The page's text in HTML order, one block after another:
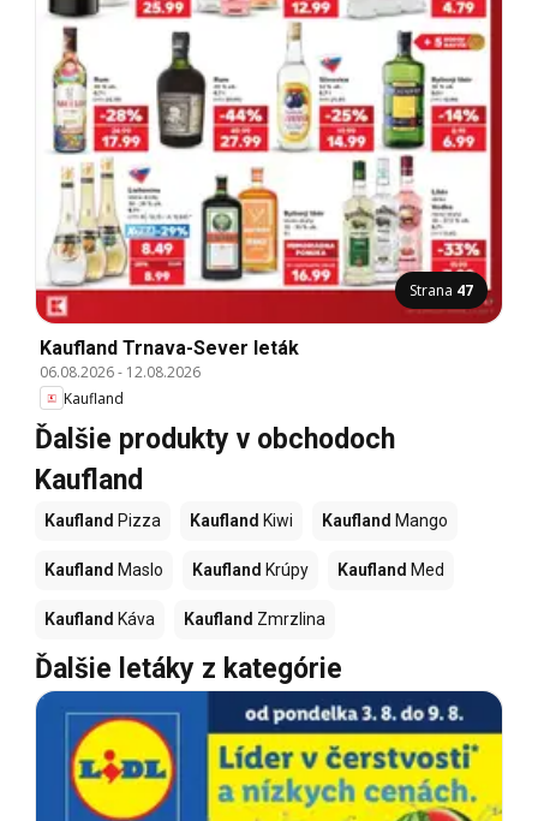
Strana 47
Kaufland Trnava-Sever leták
06.08.2026- 12.08.2026
Kaufland
Ďalšie produkty v obchodoch
Kaufland
Kaufland Pizza Kaufland Kiwi Kaufland Mango
Kaufland Maslo Kaufland Krúpy Kaufland Med
Kaufland Káva Kaufland Zmrzlina
Ďalšie letáky z kategórie